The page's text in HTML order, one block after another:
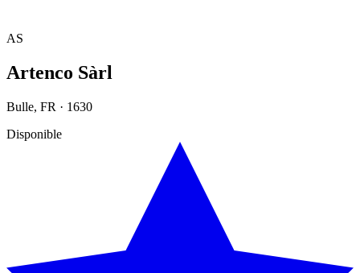
AS
Artenco Sàrl
Bulle, FR · 1630
Disponible